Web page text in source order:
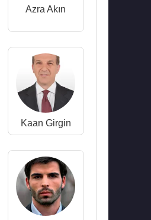
Azra Akın
Kaan Girgin